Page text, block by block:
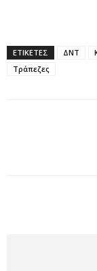
ΕΤΙΚΕΤΕΣ ΔΝΤ
Τράπεζες